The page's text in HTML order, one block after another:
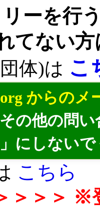
ーを行
てない
体)は こ
からの
の他の問
にしない
こちら
＞＞＞